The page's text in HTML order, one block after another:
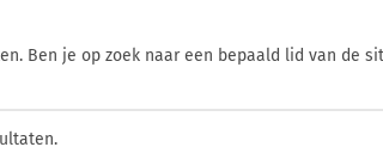
Ben je op zoek naar een bepaald lid van de